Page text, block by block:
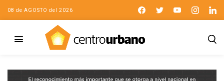
08 de AGOSTO del 2026